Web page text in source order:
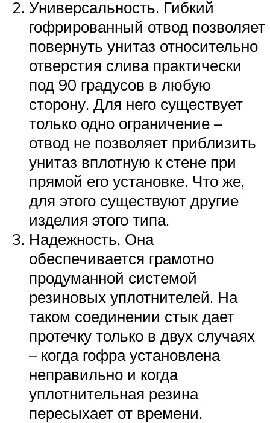
Универсальность. Гибкий
гофрированный отвод позволяет
повернуть унитаз относительно
отверстия слива практически
под 90 градусов в любую
сторону. Для него существует
только одно ограничение –
отвод не позволяет приблизить
унитаз вплотную к стене при
прямой его установке. Что же,
для этого существуют другие
изделия этого типа.
Надежность. Она
обеспечивается грамотно
продуманной системой
резиновых уплотнителей. На
таком соединении стык дает
протечку только в двух случаях
– когда гофра установлена
неправильно и когда
уплотнительная резина
пересыхает от времени.